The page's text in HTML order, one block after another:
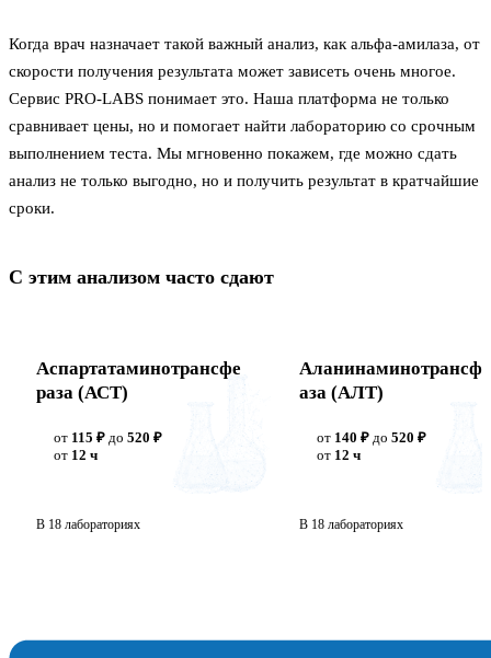
Когда врач назначает такой важный анализ, как альфа-амилаза, от
скорости получения результата может зависеть очень многое.
Сервис PRO-LABS понимает это. Наша платформа не только
сравнивает цены, но и помогает найти лабораторию со срочным
выполнением теста. Мы мгновенно покажем, где можно сдать
анализ не только выгодно, но и получить результат в кратчайшие
сроки.
С этим анализом часто сдают
Аспартатаминотрансфе
раза (АСТ)
от 115 ₽ до 520 ₽
от 12 ч
В 18 лабораториях
аза (АЛТ)
от 140 ₽ до 520 ₽
от 12 ч
В 18 лабораториях